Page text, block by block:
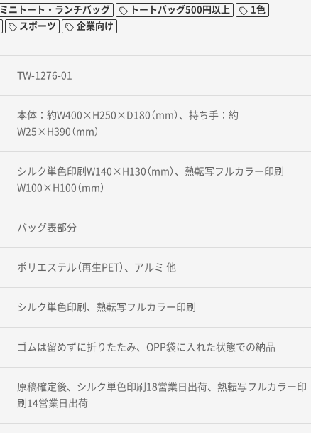
ミニトート・ランチバッグ トートバッグ500円以上
1色
スポーツ 企業向け
TW-1276-01
本体：約W400×H250×D180（mm）、持ち手：約
W25×H390（mm）
シルク単色印刷W140×H130（mm）、熱転写フルカラー印刷
W100×H100（mm）
バッグ表部分
ポリエステル（再生PET）、アルミ 他
シルク単色印刷、熱転写フルカラー印刷
ゴムは留めずに折りたたみ、OPP袋に入れた状態での納品
原稿確定後、シルク単色印刷18営業日出荷、熱転写フルカラー印
刷14営業日出荷